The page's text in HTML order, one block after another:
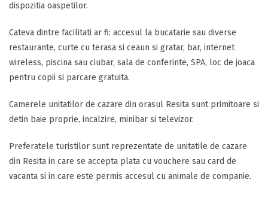
dispozitia oaspetilor.
Cateva dintre facilitati ar fi: accesul la bucatarie sau diverse
restaurante, curte cu terasa si ceaun si gratar, bar, internet
wireless, piscina sau ciubar, sala de conferinte, SPA, loc de joaca
pentru copii si parcare gratuita.
Camerele unitatilor de cazare din orasul Resita sunt primitoare si
detin baie proprie, incalzire, minibar si televizor.
Preferatele turistilor sunt reprezentate de unitatile de cazare
din Resita in care se accepta plata cu vouchere sau card de
vacanta si in care este permis accesul cu animale de companie.